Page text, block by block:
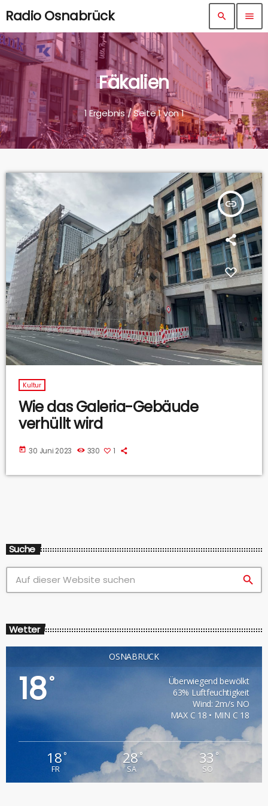
Radio Osnabrück search menu
Fäkalien
1 Ergebnis / Seite 1 von 1
insert_link
Kultur
Wie das Galeria-Gebäude
verhüllt wird
today 30 Juni 2023 330 1
Suche
search
Wetter
OSNABRÜCK
18°
Überwiegend bewölkt
63% Luftfeuchtigkeit
Wind: 2m/s NO
MAX C 18 • MIN C 18
18°
FR
28°
SA
33°
SO